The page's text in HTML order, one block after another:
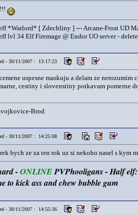
*Warlord* [ Zdechliny ] --- Arcane-Frost UD
lvl 34 Elf Firemage @ Endor UO server -
- 30/11/2007 : 13:17:23
uspesne maskuju a delam ze
cestiny i slovenstiny potkavam pomerne
Brod
- 30/11/2007 : 14:25:08
bych ze za ten rok uz si nekoho nasel s kym
-ONLINEPVPhooligans - Half
to kick ass and chew bubble gum
- 30/11/2007 : 14:55:36